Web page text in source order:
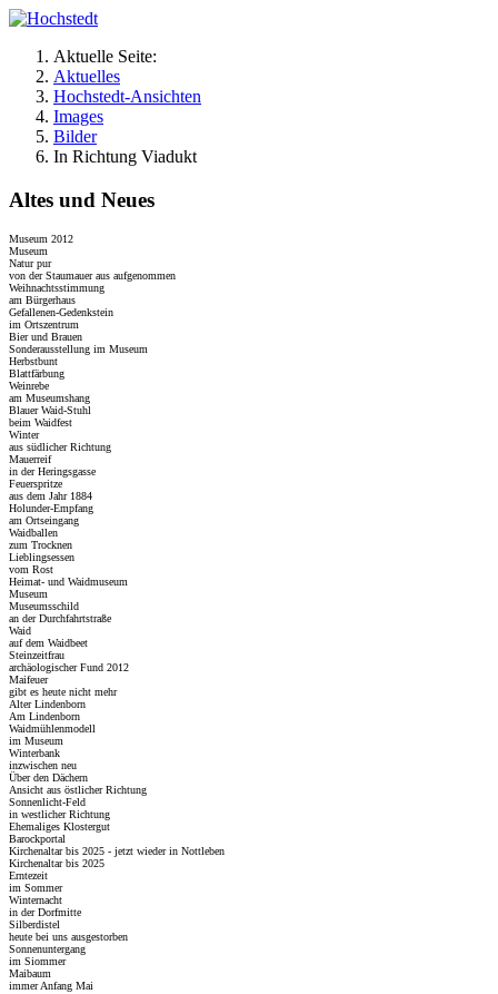
Aktuelle Seite:
Aktuelles
Hochstedt-Ansichten
Images
Bilder
In Richtung Viadukt
Altes und Neues
Museum 2012
Museum
Natur pur
von der Staumauer aus aufgenommen
Weihnachtsstimmung
am Bürgerhaus
Gefallenen-Gedenkstein
im Ortszentrum
Bier und Brauen
Sonderausstellung im Museum
Herbstbunt
Blattfärbung
Weinrebe
am Museumshang
Blauer Waid-Stuhl
beim Waidfest
Winter
aus südlicher Richtung
Mauerreif
in der Heringsgasse
Feuerspritze
aus dem Jahr 1884
Holunder-Empfang
am Ortseingang
Waidballen
zum Trocknen
Lieblingsessen
vom Rost
Heimat- und Waidmuseum
Museum
Museumsschild
an der Durchfahrtstraße
Waid
auf dem Waidbeet
Steinzeitfrau
archäologischer Fund 2012
Maifeuer
gibt es heute nicht mehr
Alter Lindenborn
Am Lindenborn
Waidmühlenmodell
im Museum
Winterbank
inzwischen neu
Über den Dächern
Ansicht aus östlicher Richtung
Sonnenlicht-Feld
in westlicher Richtung
Ehemaliges Klostergut
Barockportal
Kirchenaltar bis 2025 - jetzt wieder in Nottleben
Kirchenaltar bis 2025
Erntezeit
im Sommer
Winternacht
in der Dorfmitte
Silberdistel
heute bei uns ausgestorben
Sonnenuntergang
im Siommer
Maibaum
immer Anfang Mai